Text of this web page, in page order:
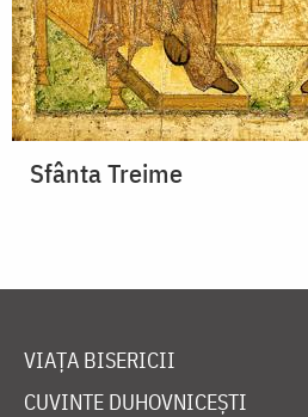
Sfânta Treime
VIAȚA BISERICII
CUVINTE DUHOVNICEȘTI